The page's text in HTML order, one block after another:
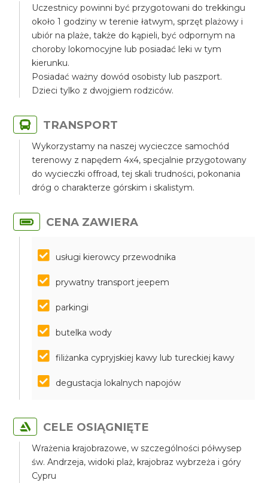
Uczestnicy powinni być przygotowani do trekkingu
około 1 godziny w terenie łatwym, sprzęt plażowy i
ubiór na plaże, także do kąpieli, być odpornym na
choroby lokomocyjne lub posiadać leki w tym
kierunku.
Posiadać ważny dowód osobisty lub paszport.
Dzieci tylko z dwojgiem rodziców.
TRANSPORT
Wykorzystamy na naszej wycieczce samochód
terenowy z napędem 4x4, specjalnie przygotowany
do wycieczki offroad, tej skali trudności, pokonania
dróg o charakterze górskim i skalistym.
CENA ZAWIERA
usługi kierowcy przewodnika
prywatny transport jeepem
parkingi
butelka wody
filiżanka cypryjskiej kawy lub tureckiej kawy
degustacja lokalnych napojów
CELE OSIĄGNIĘTE
Wrażenia krajobrazowe, w szczególności półwysep
św. Andrzeja, widoki plaż, krajobraz wybrzeża i góry
Cypru